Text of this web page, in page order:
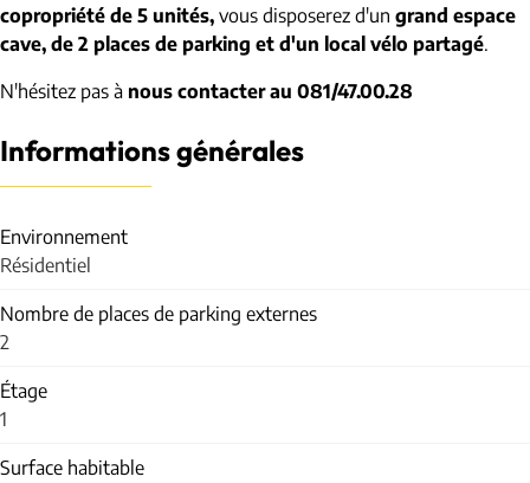
copropriété de 5 unités, vous disposerez d'un grand espace
cave, de 2 places de parking et d'un local vélo partagé.
N'hésitez pas à nous contacter au 081/47.00.28
Informations générales
Environnement
Résidentiel
Nombre de places de parking externes
2
Étage
1
Surface habitable